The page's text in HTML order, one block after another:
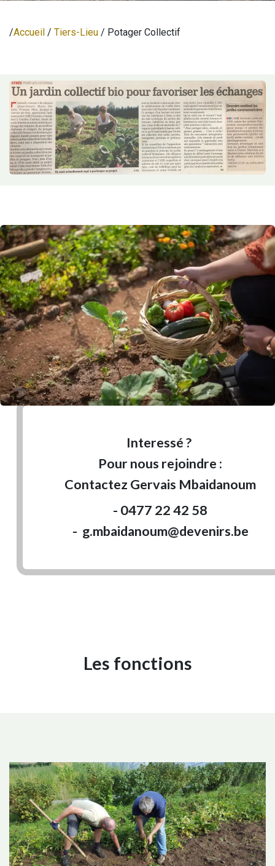
/Accueil / Tiers-Lieu / Potager Collectif
Interessé ?
Pour nous rejoindre :
Contactez Gervais Mbaidanoum
- 0477 22 42 58
- g.mbaidanoum@devenirs.be
Les fonctions